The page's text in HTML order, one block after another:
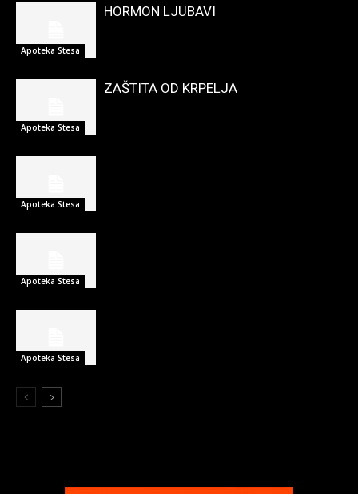
Apoteka Stesa
HORMON LJUBAVI
Apoteka Stesa
ZAŠTITA OD KRPELJA
Apoteka Stesa
Apoteka Stesa
Apoteka Stesa